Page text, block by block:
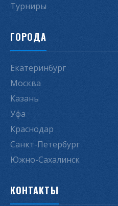
Турниры
ГОРОДА
Екатеринбург
Москва
Казань
Уфа
Краснодар
Санкт-Петербург
Южно-Сахалинск
КОНТАКТЫ